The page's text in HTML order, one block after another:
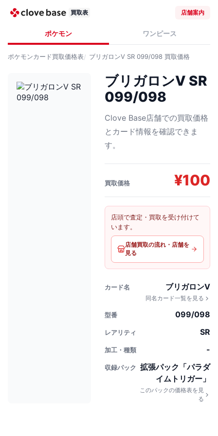
買取表 店舗案内
ポケモン ワンピース
ポケモンカード買取価格表 ブリガロンV SR 099/098 買取価格
ブリガロンV SR
099/098
Clove Base店舗での買取価格
とカード情報を確認できま
す。
買取価格 ¥100
店頭で査定・買取を受け付けて
います。
店舗買取の流れ・店舗を
見る
カード名 ブリガロンV
同名カード一覧を見る
型番 099/098
レアリティ SR
加工・種類 -
収録パック
拡張パック「パラダ
イムトリガー」
このパックの価格表を見
る